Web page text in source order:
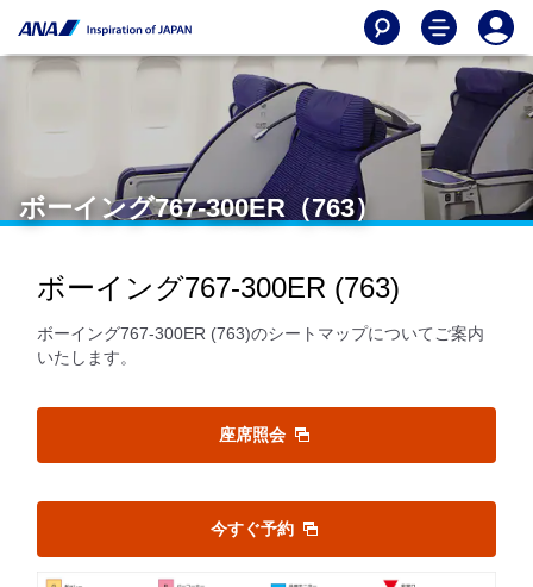
ボーイング767-300ER（763）
ボーイング767-300ER (763)
ボーイング767-300ER (763)のシートマップについてご案内
いたします。
座席照会
今すぐ予約